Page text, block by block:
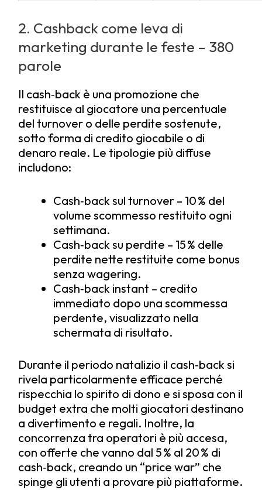
2. Cashback come leva di
marketing durante le feste – 380
parole
Il cash‑back è una promozione che
restituisce al giocatore una percentuale
del turnover o delle perdite sostenute,
sotto forma di credito giocabile o di
denaro reale. Le tipologie più diffuse
includono:
Cash‑back sul turnover – 10 % del
volume scommesso restituito ogni
settimana.
Cash‑back su perdite – 15 % delle
perdite nette restituite come bonus
senza wagering.
Cash‑back instant – credito
immediato dopo una scommessa
perdente, visualizzato nella
schermata di risultato.
Durante il periodo natalizio il cash‑back si
rivela particolarmente efficace perché
rispecchia lo spirito di dono e si sposa con il
budget extra che molti giocatori destinano
a divertimento e regali. Inoltre, la
concorrenza tra operatori è più accesa,
con offerte che vanno dal 5 % al 20 % di
cash‑back, creando un “price war” che
spinge gli utenti a provare più piattaforme.